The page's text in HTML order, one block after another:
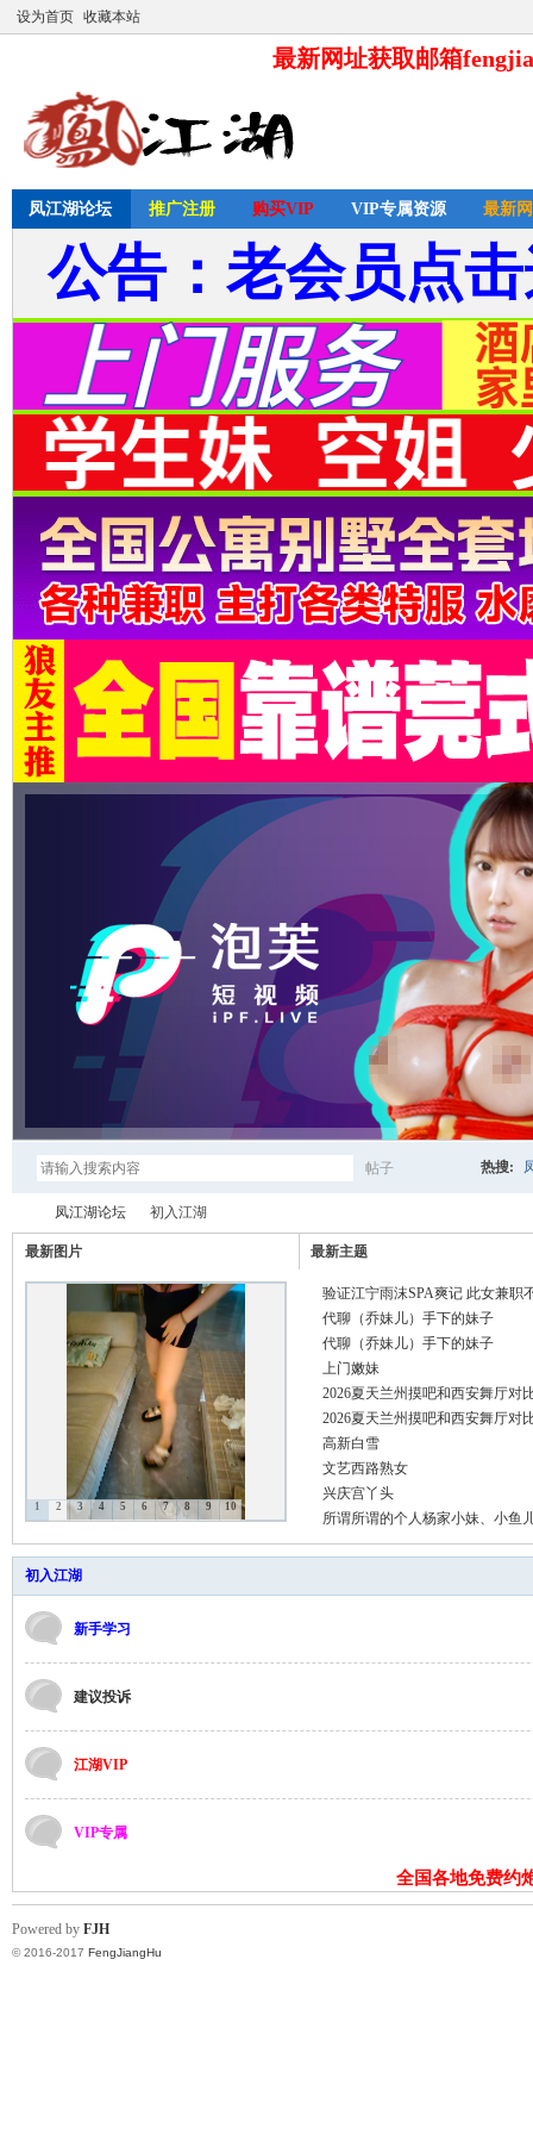
设为首页 收藏本站
最新网址获取邮箱
凤江湖论坛 推广注册 购买VIP VIP专属资源 最新
公告：老会员点
帖子
索
热搜:
江
凤江湖论坛
›
初入江湖
最新图片
1 2 3 4 5 6 7 8 9 10
最新主题
验证江宁雨沫SPA爽记 此女兼职
代聊（乔妹儿）手下的妹子
代聊（乔妹儿）手下的妹子
上门嫩妹
2026夏天兰州摸吧和西安舞厅对
2026夏天兰州摸吧和西安舞厅对
高新白雪
文艺西路熟女
兴庆宫丫头
所谓所谓的个人杨家小妹、小鱼
初入江湖
新手学习
建议投诉
江湖VIP
VIP专属
全国各地免费约
Powered by FJH
© 2016-2017 FengJiangHu